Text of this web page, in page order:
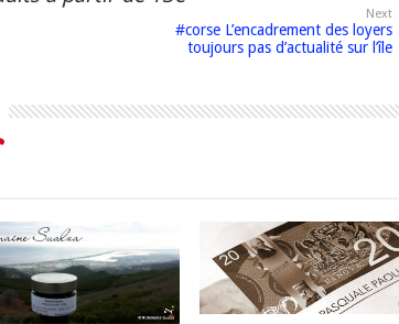
Next
#corse L’encadrement des loyers
toujours pas d’actualité sur l’île